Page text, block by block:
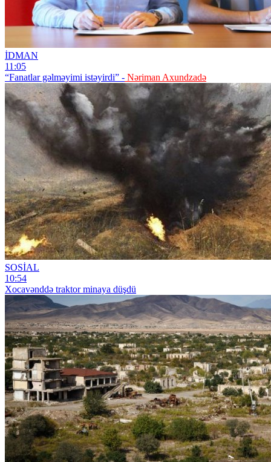
İDMAN
11:05
“Fanatlar gəlməyimi istəyirdi” - Nəriman Axundzadə
SOSİAL
10:54
Xocavənddə traktor minaya düşdü